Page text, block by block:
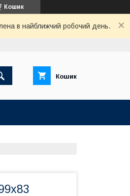
Кошик
в найближчий робочий день.
Кошик